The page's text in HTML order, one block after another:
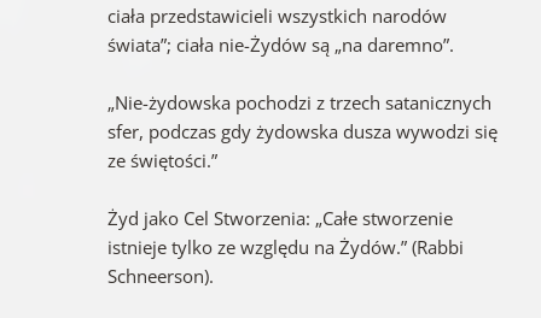
ciała przedstawicieli wszystkich narodów
świata”; ciała nie-Żydów są „na daremno”.
„Nie-żydowska pochodzi z trzech satanicznych
sfer, podczas gdy żydowska dusza wywodzi się
ze świętości.”
Żyd jako Cel Stworzenia: „Całe stworzenie
istnieje tylko ze względu na Żydów.” (Rabbi
Schneerson).